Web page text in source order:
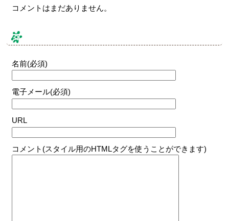
コメントはまだありません。
コメントする
名前(必須)
電子メール(必須)
URL
コメント(スタイル用のHTMLタグを使うことができます)